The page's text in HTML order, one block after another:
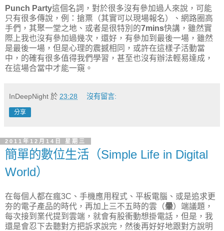
Punch Party這個名詞，對於很多沒有參加過人來說，可能
只有很多傳說，例：搶票（其實可以現場報名）、網路圈高
手們，其聚一堂之地、或者是很特別的7mins快講，雖然實
際上我也沒有參加過幾次，還好，有參加到最後一場，雖然
是最後一場，但是心理的震撼相同，或許在這樣子活動當
中，的確有很多值得我們學習，甚至也沒有辦法輕易達成，
在這場合當中才能一窺。
InDeepNight 於 23:28 沒有留言:
分享
2011年12月14日 星期三
簡單的數位生活（Simple Life in Digital
World）
在每個人都在瘋3C、手機應用程式、平板電腦、或是追求更
夯的電子產品的時代，再加上三不五時的雲（暈）端議題，
每次接到業代提到雲端，就會有股衝動想掛電話，但是，我
還是會忍下去聽對方把訴求說完，然後再好好地跟對方說明